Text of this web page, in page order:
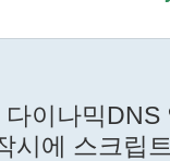
이나믹
시에 스크립